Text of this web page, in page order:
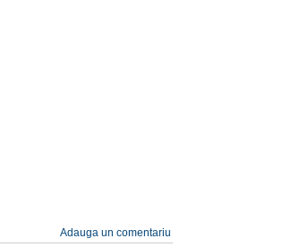
Adauga un comentariu